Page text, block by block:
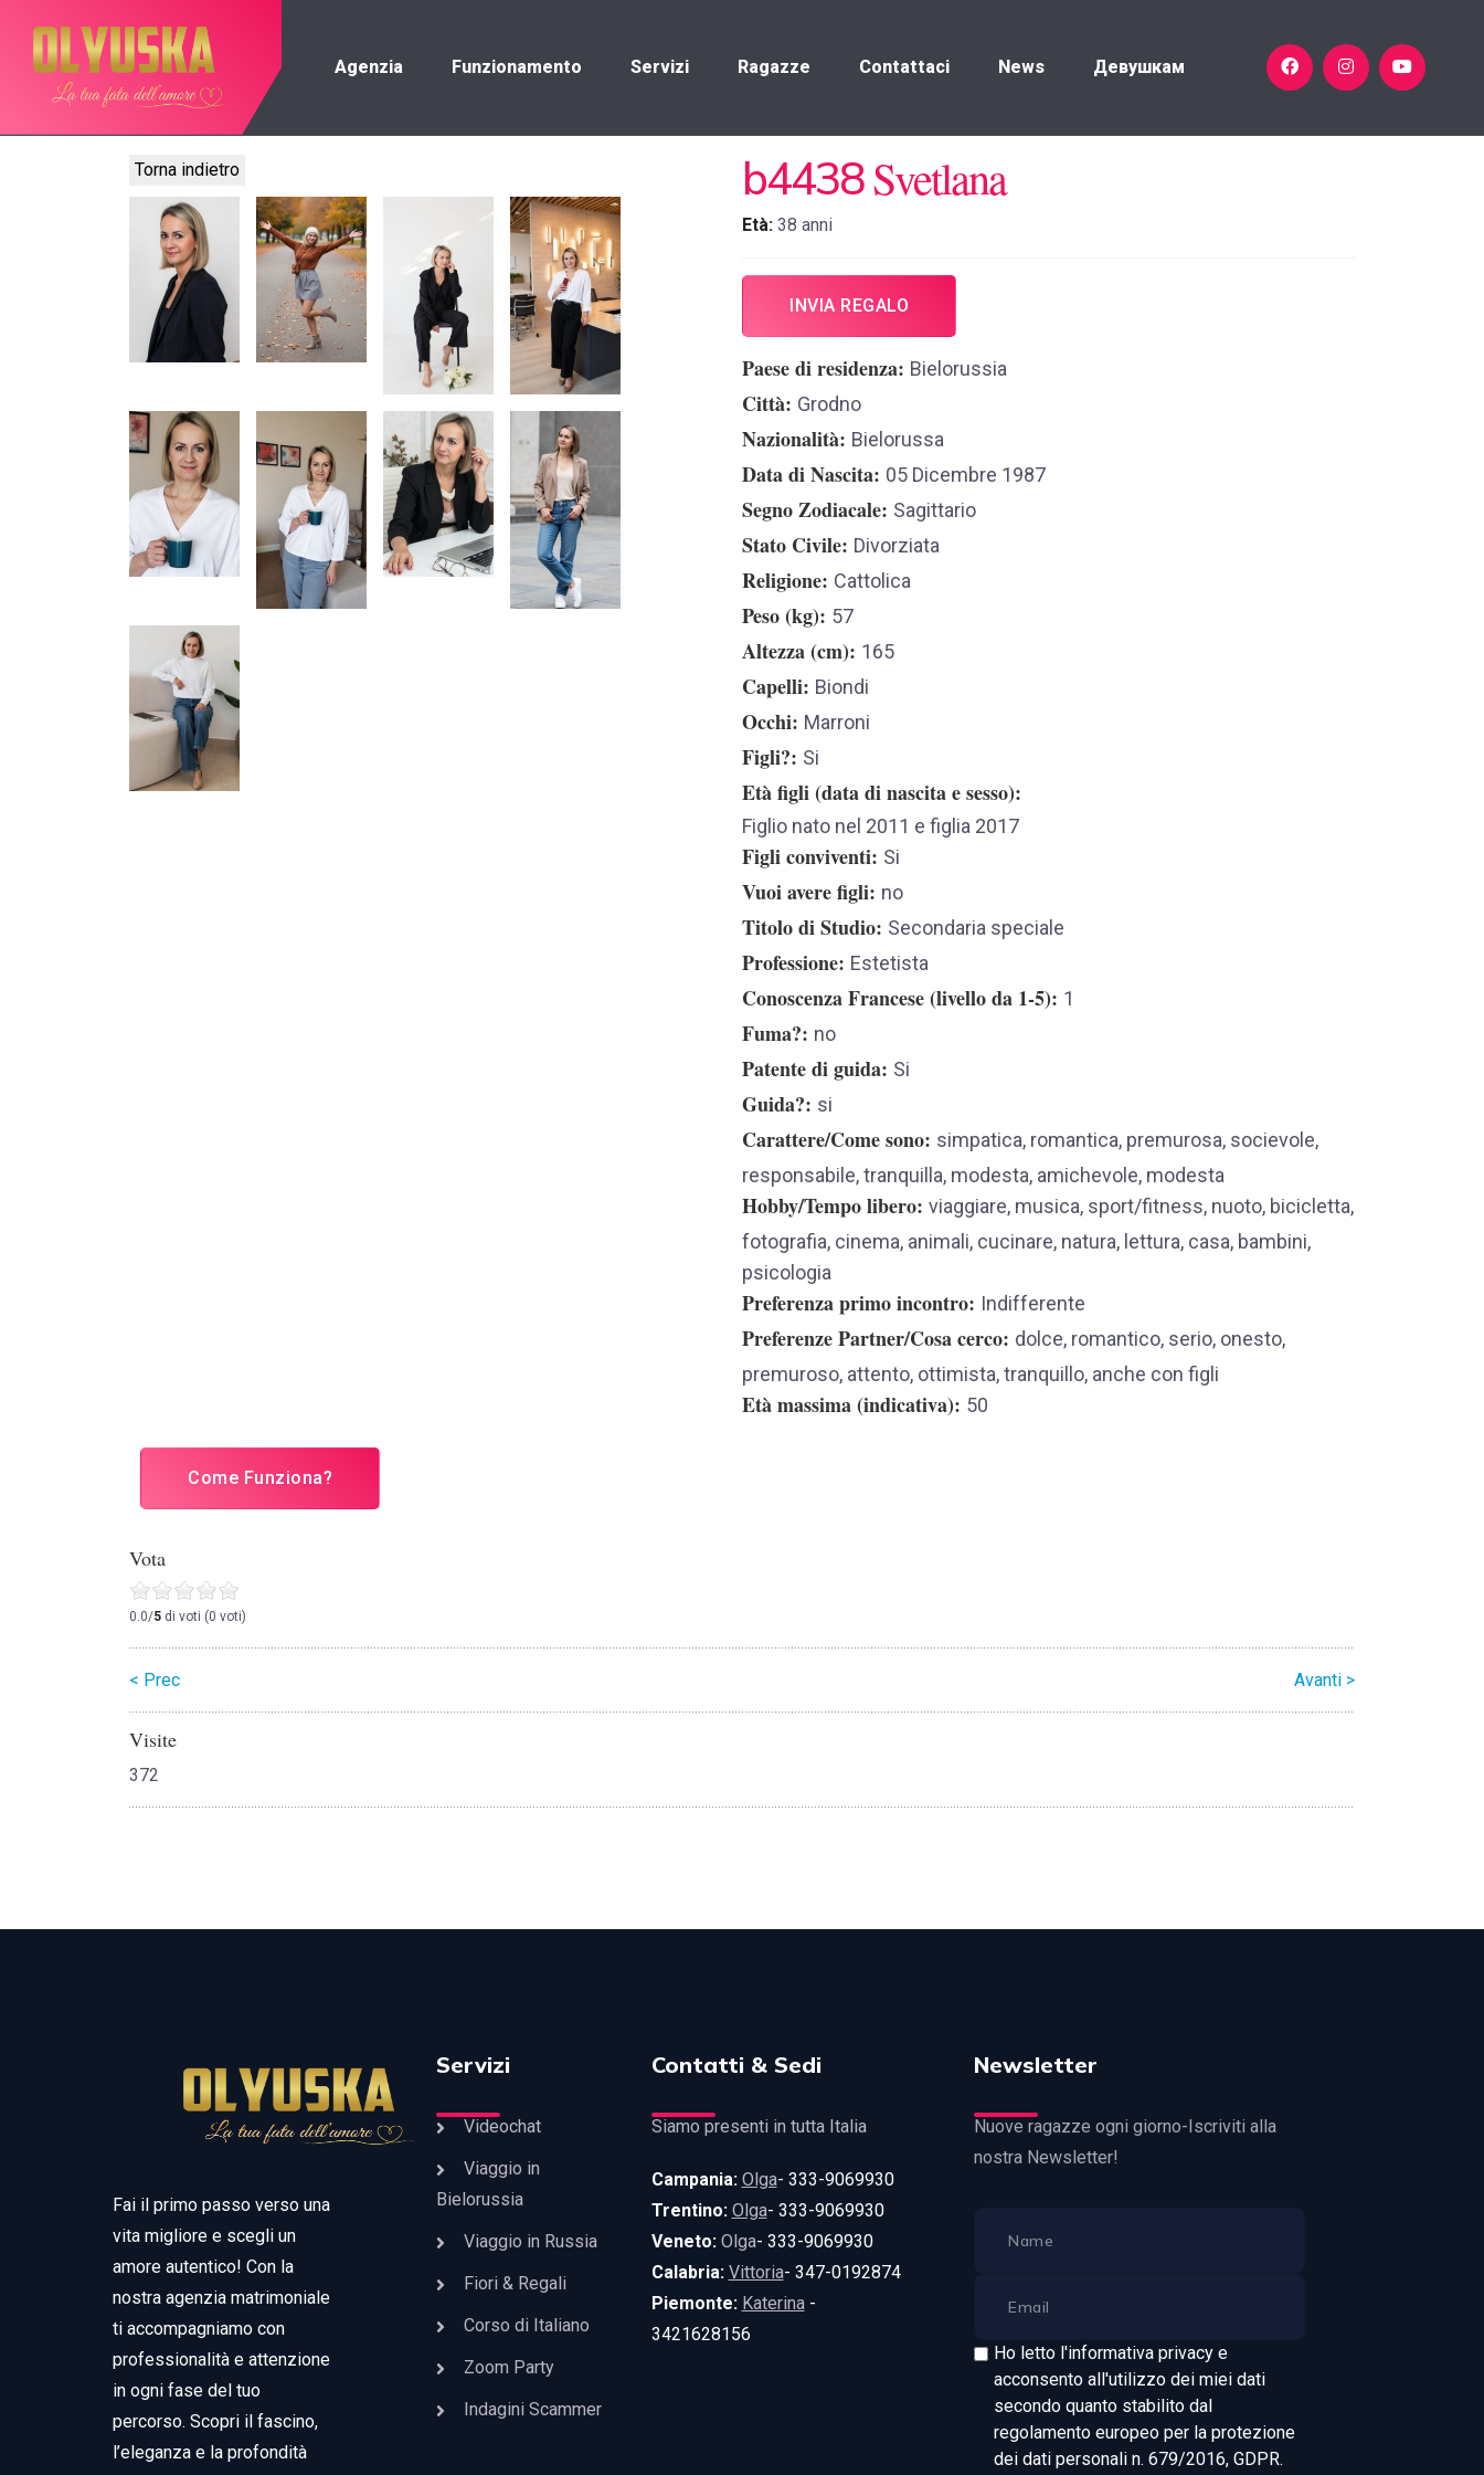
Agenzia Funzionamento Servizi Ragazze Contattaci News Девушкам
Torna indietro b4438Svetlana
Età: 38 anni
INVIA REGALO
Paese di residenza Bielorussia
Città Grodno
Nazionalità Bielorussa
Data di Nascita 05 Dicembre 1987
Segno Zodiacale Sagittario
Stato Civile Divorziata
Religione Cattolica
Peso (kg) 57
Altezza (cm) 165
Capelli Biondi
Occhi Marroni
Figli? Si
Età figli (data di nascita e sesso)
Figlio nato nel 2011 e figlia 2017
Figli conviventi Si
Vuoi avere figli no
Titolo di Studio Secondaria speciale
Professione Estetista
Conoscenza Francese (livello da 1-5) 1
Fuma? no
Patente di guida Si
Guida? si
Carattere/Come sono simpatica, romantica, premurosa, socievole,
responsabile, tranquilla, modesta, amichevole, modesta
Hobby/Tempo libero viaggiare, musica, sport/fitness, nuoto, bicicletta,
fotografia, cinema, animali, cucinare, natura, lettura, casa, bambini,
psicologia
Preferenza primo incontro Indifferente
Preferenze Partner/Cosa cerco dolce, romantico, serio, onesto,
premuroso, attento, ottimista, tranquillo, anche con figli
Età massima (indicativa) 50
Come Funziona?
Vota
0.0/5 di voti (0 voti)
< Prec Avanti >
Visite
372
Fai il primo passo verso una
vita migliore e scegli un
amore autentico! Con la
nostra agenzia matrimoniale
ti accompagniamo con
professionalità e attenzione
in ogni fase del tuo
percorso. Scopri il fascino,
l’eleganza e la profondità
Servizi
Videochat
Viaggio in
Bielorussia
Viaggio in Russia
Fiori & Regali
Corso di Italiano
Zoom Party
Indagini Scammer
Contatti & Sedi
Siamo presenti in tutta Italia
Campania: Olga- 333-9069930
Trentino: Olga- 333-9069930
Veneto: Olga- 333-9069930
Calabria: Vittoria- 347-0192874
Piemonte: Katerina-
3421628156
Newsletter
Nuove ragazze ogni giorno-Iscriviti alla
nostra Newsletter!
Ho letto l'informativa privacy e
acconsento all'utilizzo dei miei dati
secondo quanto stabilito dal
regolamento europeo per la protezione
dei dati personali n. 679/2016, GDPR.